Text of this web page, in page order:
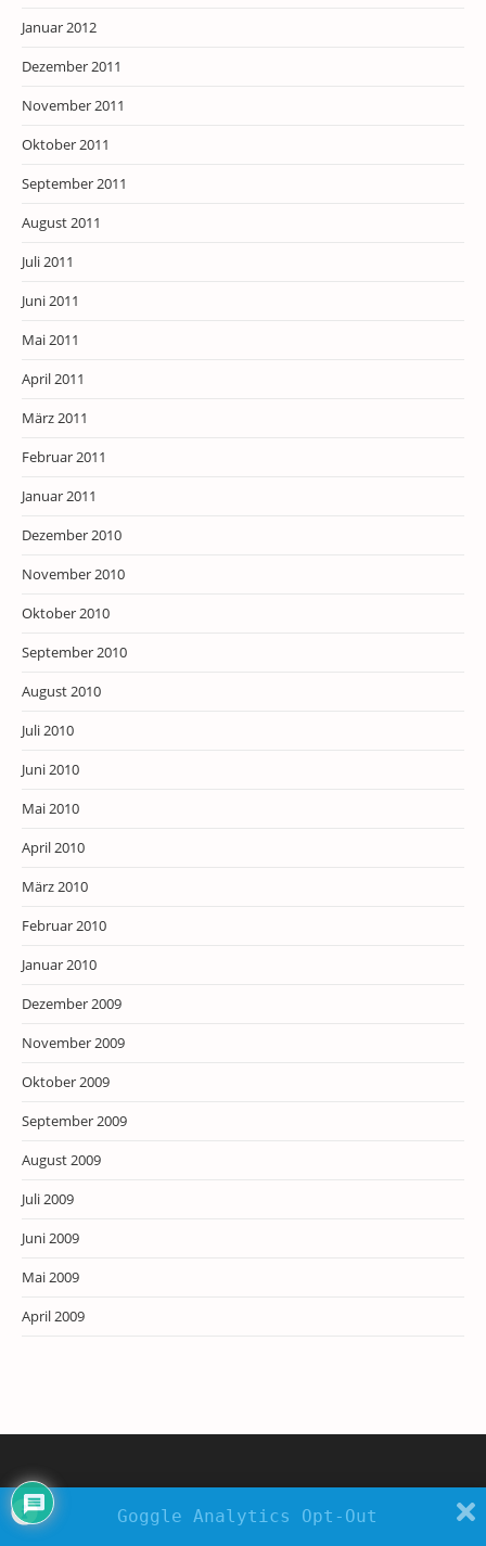
Januar 2012
Dezember 2011
November 2011
Oktober 2011
September 2011
August 2011
Juli 2011
Juni 2011
Mai 2011
April 2011
März 2011
Februar 2011
Januar 2011
Dezember 2010
November 2010
Oktober 2010
September 2010
August 2010
Juli 2010
Juni 2010
Mai 2010
April 2010
März 2010
Februar 2010
Januar 2010
Dezember 2009
November 2009
Oktober 2009
September 2009
August 2009
Juli 2009
Juni 2009
Mai 2009
April 2009
Goggle Analytics Opt-Out